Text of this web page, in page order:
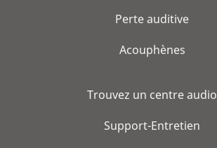
Perte auditive
Acouphènes
Trouvez un centre audio
Support-Entretien